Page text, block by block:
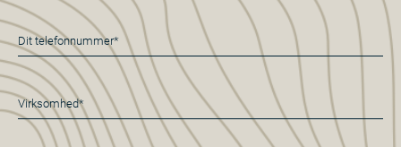
*
Telefon
*
Virksomhed*
*